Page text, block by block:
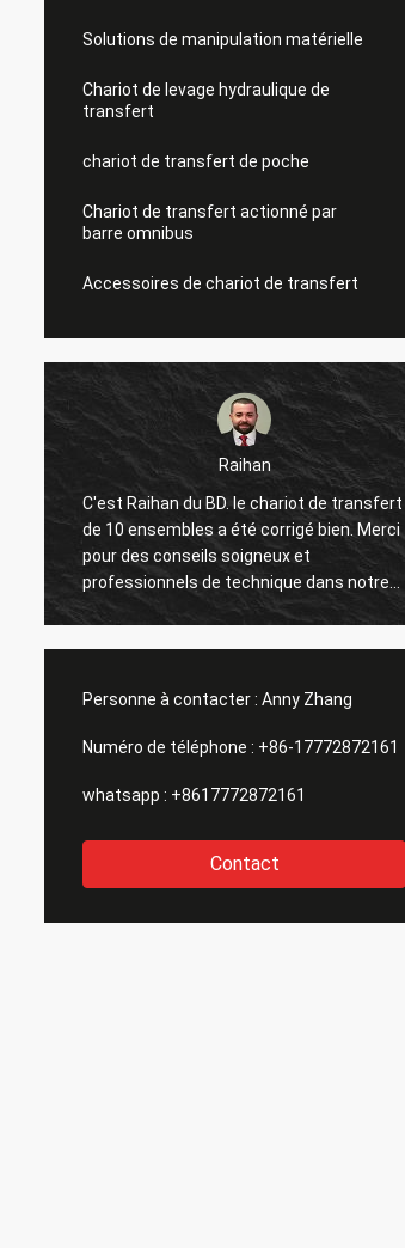
Solutions de manipulation matérielle
Chariot de levage hydraulique de
transfert
chariot de transfert de poche
Chariot de transfert actionné par
barre omnibus
Accessoires de chariot de transfert
C'est Raihan du BD. le chariot de transfert
de 10 ensembles a été corrigé bien. Merci
pour des conseils soigneux et
professionnels de technique dans notre
usine. Espérez que tout la boîte va bien et
Personne à contacter : Anny Zhang
Numéro de téléphone : +86-17772872161
whatsapp : +8617772872161
Contact